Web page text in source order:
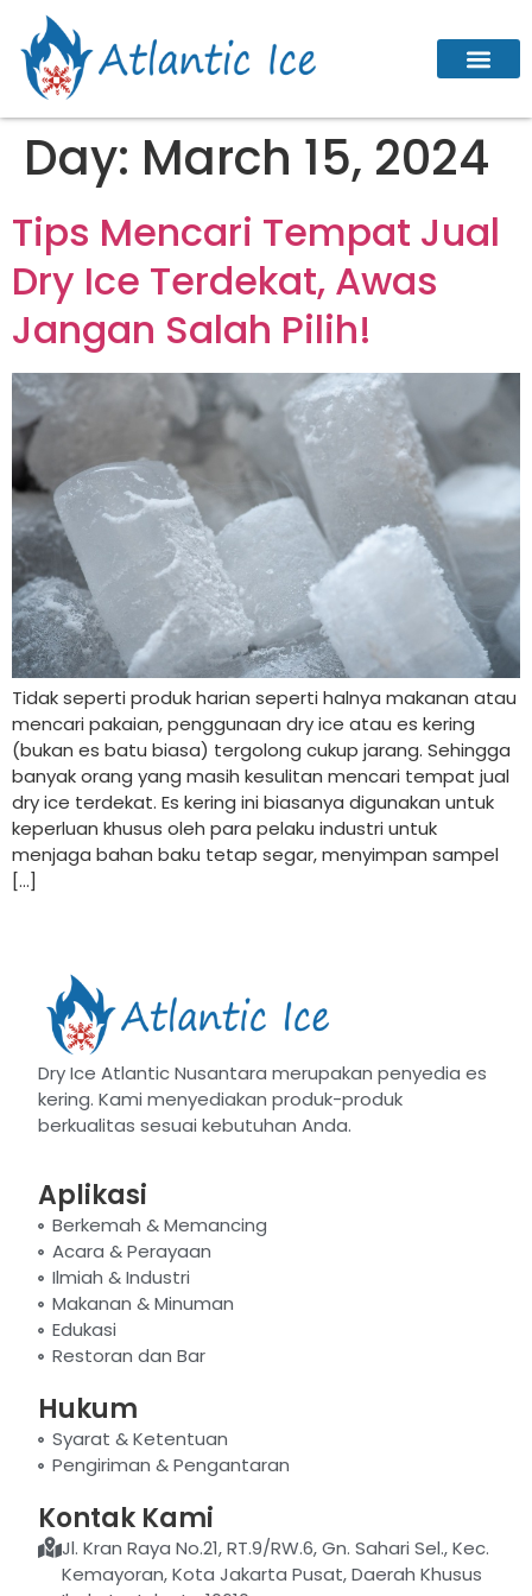
Day: March 15, 2024
Tips Mencari Tempat Jual
Dry Ice Terdekat, Awas
Jangan Salah Pilih!
Tidak seperti produk harian seperti halnya makanan atau
mencari pakaian, penggunaan dry ice atau es kering
(bukan es batu biasa) tergolong cukup jarang. Sehingga
banyak orang yang masih kesulitan mencari tempat jual
dry ice terdekat. Es kering ini biasanya digunakan untuk
keperluan khusus oleh para pelaku industri untuk
menjaga bahan baku tetap segar, menyimpan sampel
[…]
Dry Ice Atlantic Nusantara merupakan penyedia es
kering. Kami menyediakan produk-produk
berkualitas sesuai kebutuhan Anda.
Aplikasi
Berkemah & Memancing
Acara & Perayaan
Ilmiah & Industri
Makanan & Minuman
Edukasi
Restoran dan Bar
Hukum
Syarat & Ketentuan
Pengiriman & Pengantaran
Kontak Kami
Jl. Kran Raya No.21, RT.9/RW.6, Gn. Sahari Sel., Kec.
Kemayoran, Kota Jakarta Pusat, Daerah Khusus